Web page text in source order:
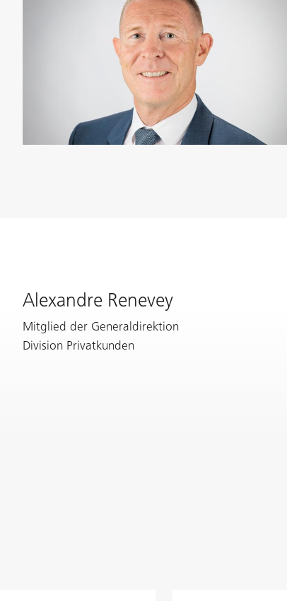
Alexandre Renevey
Mitglied der Generaldirektion
Division Privatkunden